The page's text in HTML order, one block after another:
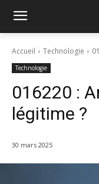
Accueil Technologie
Technologie
016220 :
légitime ?
30 mars 2025